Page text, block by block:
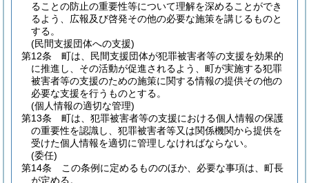
ることの防止の重要性等について理解を深めることができ
るよう、広報及び啓発その他の必要な施策を講じるものと
する。
(民間支援団体への支援)
第12条
町は、民間支援団体が犯罪被害者等の支援を効果的
に推進し、その活動が促進されるよう、町が実施する犯罪
被害者等の支援のための施策に関する情報の提供その他の
必要な支援を行うものとする。
(個人情報の適切な管理)
第13条
町は、犯罪被害者等の支援における個人情報の保護
の重要性を認識し、犯罪被害者等又は関係機関から提供を
受けた個人情報を適切に管理しなければならない。
(委任)
第14条
この条例に定めるもののほか、必要な事項は、町長
が定める。